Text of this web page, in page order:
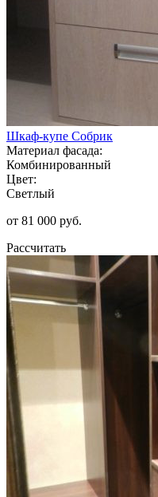
Шкаф-купе Собрик
Материал фасада:
Комбинированный
Цвет:
Светлый
от 81 000 руб.
Рассчитать